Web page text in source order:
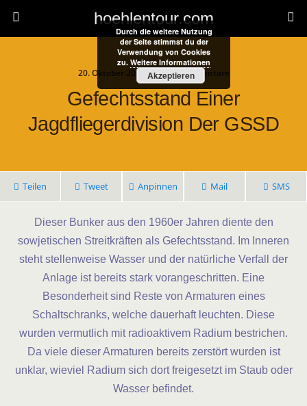
hoehlentour.com
20. Oktober 2025 • Keine Kommentare
Gefechtsstand Einer
Jagdfliegerdivision Der GSSD
Teilen Tweet Anpinnen Mail SMS
Dieser Bunker aus den 1960er Jahren diente den
sowjetischen Streitkräften als Gefechtsstand. Im Inneren
steht stellenweise Wasser und der natürliche Verfall der
Anlage ist bereits stark vorangeschritten. Eine
Besonderheit sind Reste von Armaturen eines
Schaltschranks, welche dauerhaft leuchten. Diese
wurden vermutlich mit radioaktivem Radium bestrichen.
Da viele dieser Armaturen bereits zerstört wurden ist
unklar, wieviel Radium sich dort freigesetzt im Staub oder
Wasser befindet.
Durch die weitere Nutzung
der Seite stimmst du der
Verwendung von Cookies
zu. Weitere Informationen
Akzeptieren